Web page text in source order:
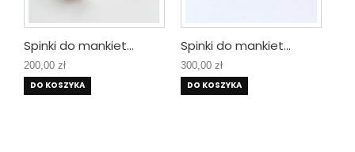
Spinki do mankiet...
200,00 zł
DO KOSZYKA
Spinki do mankiet...
300,00 zł
DO KOSZYKA